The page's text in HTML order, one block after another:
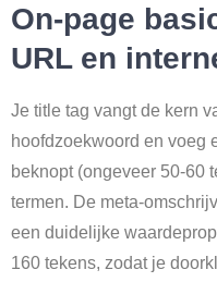
On-page
URL en
Je title tag vangt de kern
hoofdzoekwoord en voeg
beknopt (ongeveer 50-60
termen. De meta-
een duidelijke
160 tekens, zodat je